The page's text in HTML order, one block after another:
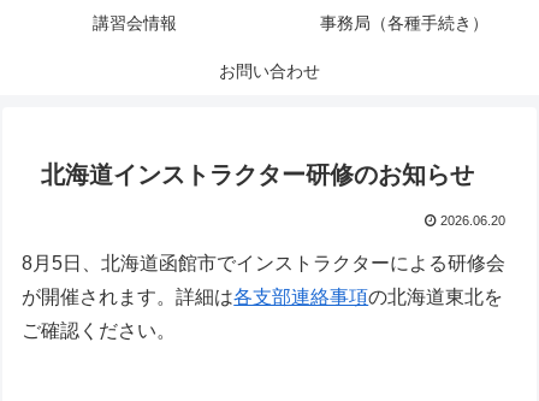
講習会情報 事務局（各種手続き）
お問い合わせ
北海道インストラクター研修のお知らせ
2026.06.20
8月5日、北海道函館市でインストラクターによる研修会
が開催されます。詳細は各支部連絡事項の北海道東北を
ご確認ください。